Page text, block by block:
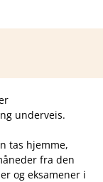
underveis.
tas hjemme,
fra den
og eksamener i